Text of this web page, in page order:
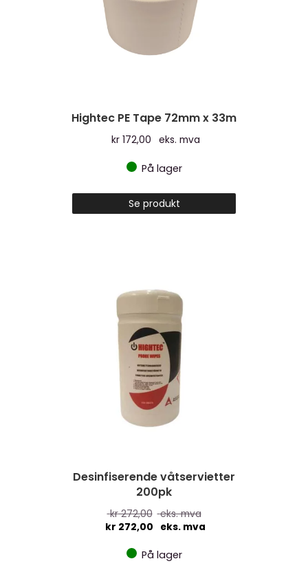
Hightec PE Tape 72mm x 33m
kr172,00 eks. mva
På lager
Se produkt
Desinfiserende våtservietter
200pk
kr272,00 eks. mva
kr 272,00 eks. mva
På lager